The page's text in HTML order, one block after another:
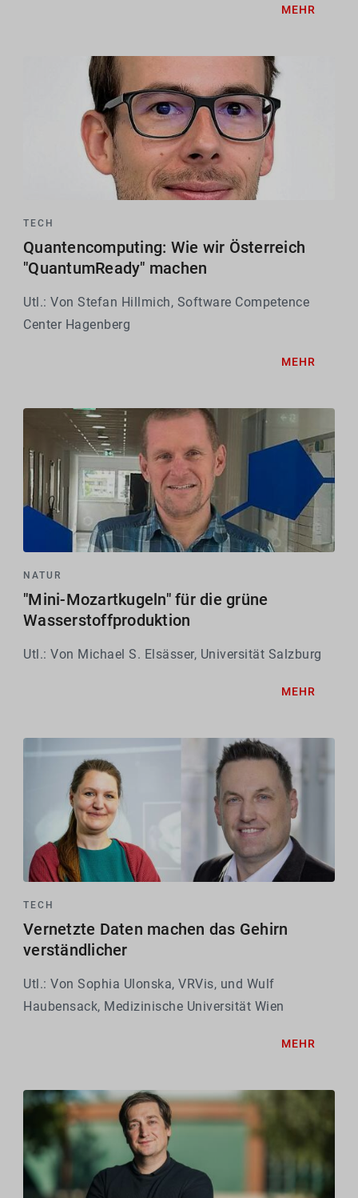
MEHR
TECH
Quantencomputing: Wie wir Österreich
"QuantumReady" machen
Utl.: Von Stefan Hillmich, Software Competence
Center Hagenberg
MEHR
NATUR
"Mini-Mozartkugeln" für die grüne
Wasserstoffproduktion
Utl.: Von Michael S. Elsässer, Universität Salzburg
MEHR
TECH
Vernetzte Daten machen das Gehirn
verständlicher
Utl.: Von Sophia Ulonska, VRVis, und Wulf
Haubensack, Medizinische Universität Wien
MEHR